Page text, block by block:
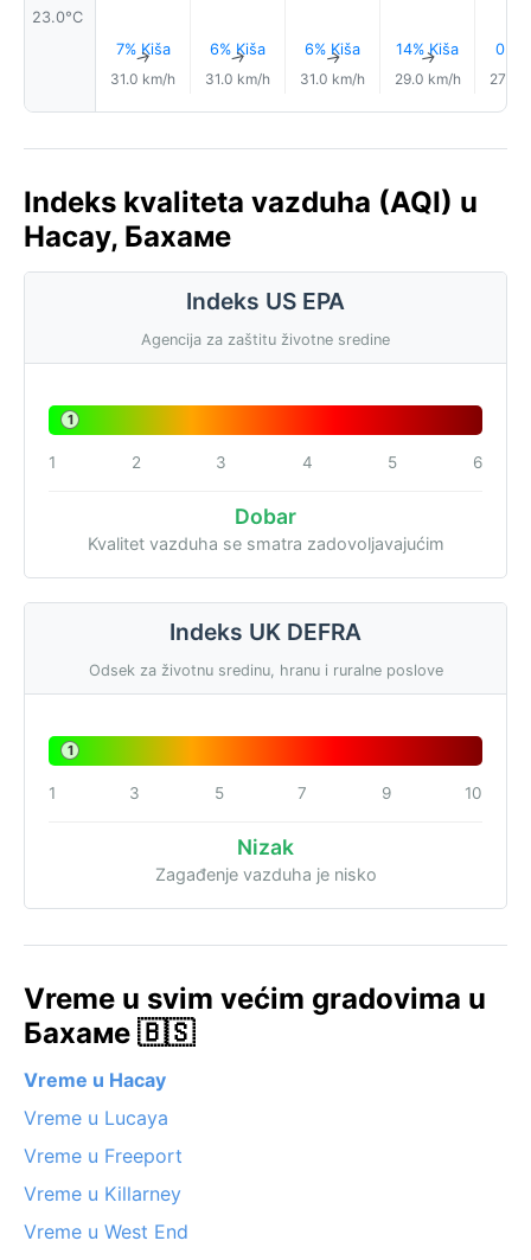
23.0°C
7% Kiša
↑
31.0 km/h
6% Kiša
↑
31.0 km/h
6% Kiša
↑
31.0 km/h
14% Kiša
↑
29.0 km/h
0.0
27.0
Indeks kvaliteta vazduha (AQI) u
Насау, Бахаме
Indeks US EPA
Agencija za zaštitu životne sredine
1
1 2 3 4 5 6
Dobar
Kvalitet vazduha se smatra zadovoljavajućim
Indeks UK DEFRA
Odsek za životnu sredinu, hranu i ruralne poslove
1
1 3 5 7 9 10
Nizak
Zagađenje vazduha je nisko
Vreme u svim većim gradovima u
Бахаме 🇧🇸
Vreme u Насау
Vreme u Lucaya
Vreme u Freeport
Vreme u Killarney
Vreme u West End